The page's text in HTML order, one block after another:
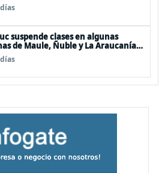
suspende clases en algunas
de Maule, Ñuble y La Araucanía
lunes